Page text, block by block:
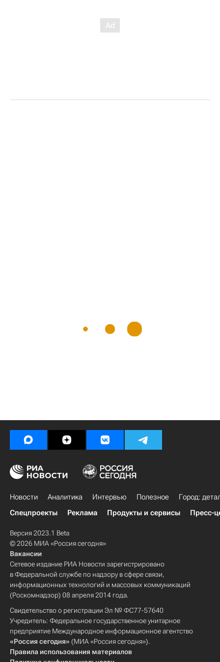
Новости Аналитика Интервью Полезное
Город:
Спецпроекты
Реклама Продукты и сервисы Пресс-
Версия 2023.1 Beta
© 2026 МИА «Россия сегодня»
Вакансии
Сетевое издание РИА Новости зарегистрировано
в Федеральной службе по надзору в сфере связи,
информационных технологий и массовых коммуникаций
(Роскомнадзор) 08 апреля 2014 года.
Свидетельство о регистрации Эл № ФС77-57640
Учредитель: Федеральное государственное унитарное
предприятие Международное информационное агентство
«Россия сегодня» (МИА «Россия сегодня»).
Правила использования материалов